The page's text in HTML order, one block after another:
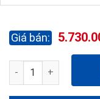
GHẾ LÃNH ĐẠO